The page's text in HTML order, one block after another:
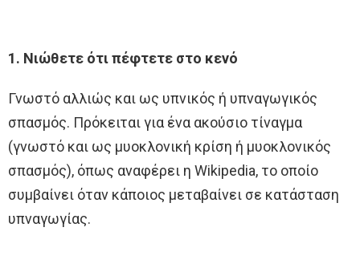
1. Νιώθετε ότι πέφτετε στο κενό
Γνωστό αλλιώς και ως υπνικός ή υπναγωγικός
σπασμός. Πρόκειται για ένα ακούσιο τίναγμα
(γνωστό και ως μυοκλονική κρίση ή μυοκλονικός
σπασμός), όπως αναφέρει η Wikipedia, το οποίο
συμβαίνει όταν κάποιος μεταβαίνει σε κατάσταση
υπναγωγίας.